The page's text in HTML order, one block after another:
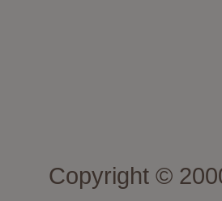
Copyright ©